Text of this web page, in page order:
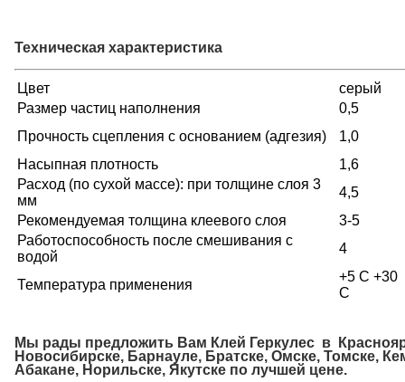
Техническая характеристика
Цвет
серый
Размер частиц наполнения
0,5
Прочность сцепления с основанием (адгезия)
1,0
Насыпная плотность
1,6
Расход (по сухой массе): при толщине слоя 3
мм
4,5
Рекомендуемая толщина клеевого слоя
3-5
Работоспособность после смешивания с
водой
4
Температура применения
+5 С +30
С
Мы рады предложить Вам Клей Геркулес в
Новосибирске, Барнауле, Братске, Омске, Томске,
Абакане, Норильске, Якутске по лучшей цене.